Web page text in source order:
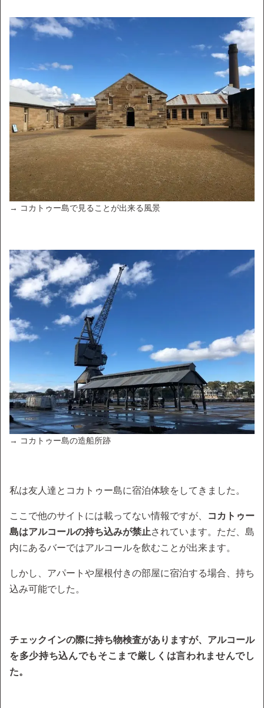
→ コカトゥー島で見ることが出来る風景
→ コカトゥー島の造船所跡
私は友人達とコカトゥー島に宿泊体験をしてきました。
ここで他のサイトには載ってない情報ですが、
コカトゥー
島はアルコールの持ち込みが禁止されています。ただ、島
内にあるバーではアルコールを飲むことが出来ます。
しかし、アパートや屋根付きの部屋に宿泊する場合、持ち
込み可能でした。
チェックインの際に持ち物検査がありますが、アルコール
を多少持ち込んでもそこまで厳しくは言われませんでし
た。